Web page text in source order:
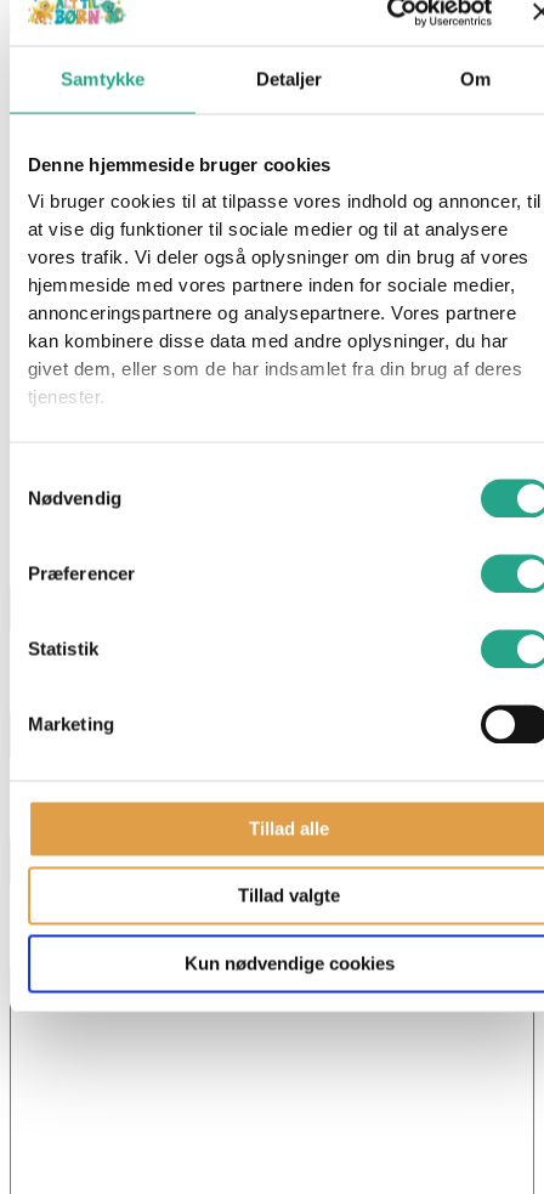
Samtykke Detaljer Om
Denne hjemmeside bruger cookies
Vi bruger cookies til at tilpasse vores indhold og annoncer, til
at vise dig funktioner til sociale medier og til at analysere
vores trafik. Vi deler også oplysninger om din brug af vores
hjemmeside med vores partnere inden for sociale medier,
annonceringspartnere og analysepartnere. Vores partnere
kan kombinere disse data med andre oplysninger, du har
givet dem, eller som de har indsamlet fra din brug af deres
tjenester.
Nødvendig
Præferencer
Statistik
Marketing
Tillad alle
Tillad valgte
Kun nødvendige cookies
Hama Midi – Perleplade Papegøje
Mærker
Perler
Beskrivelse
Spørg om produktet
Fin perleplade med Papegøje motiv, der passer til perler fra
Hama Midi.
Specifikationer
Alder: Fra 5 år
Navn*